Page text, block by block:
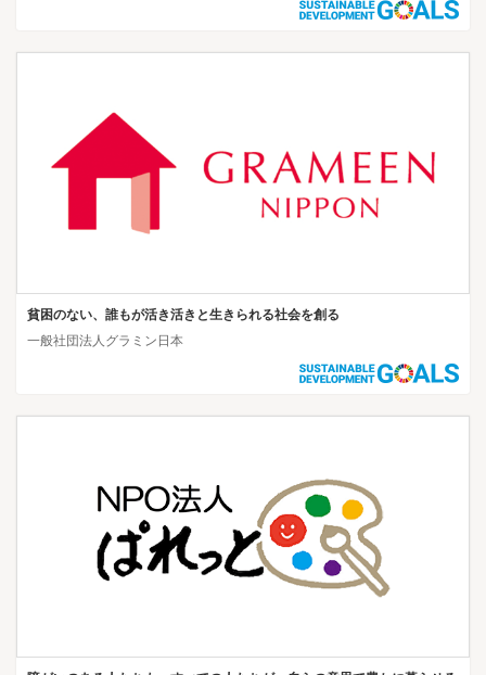
貧困のない、誰もが活き活きと生きられる社会を創る
一般社団法人グラミン日本